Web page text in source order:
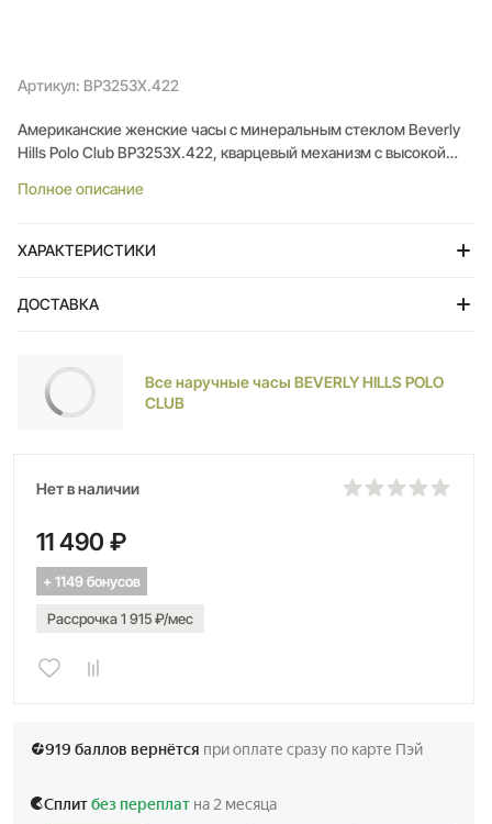
Артикул: BP3253X.422
Американские женские часы с минеральным стеклом Beverly
Hills Polo Club BP3253X.422, кварцевый механизм с высокой
корпус от случайных брызг или капель дождя. Корпус часов
Полное описание
ХАРАКТЕРИСТИКИ
ДОСТАВКА
Все наручные часы BEVERLY HILLS POLO
CLUB
Нет в наличии
11 490 ₽
+ 1149 бонусов
Рассрочка 1 915 ₽/мес